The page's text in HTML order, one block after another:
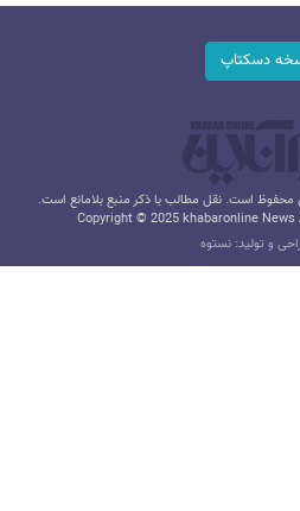
دسکتاپ
محفوظ است. نقل مطالب با ذکر منبع بلامانع است.
Copyright © 2025 khabaronline
و تولید: نستوه